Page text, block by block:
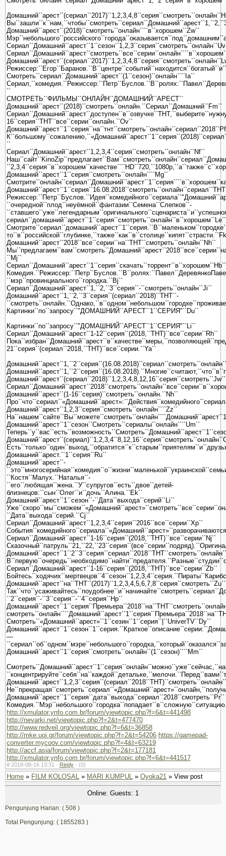
Домашний``арест``(2018)``смотреть``онлайн````в``хорошем``Zw``
Смотреть``сериал``Домашний``арест``(1``сезон)``онлайн````Ia``
``
СМОТРЕТЬ``ФИЛЬМЫ``ОНЛАЙН``ДОМАШНИЙ``АРЕСТ``
Домашний``арест``(2018)``смотреть``онлайн.``Сериал``Домашний``Fm``
16``серия``ТНТ``все``серии``онлайн.``Ov``
``
Сериал``Домашний``арест``1,2,3,4``серия``смотреть``онлайн``Nf``
Домашний``арест``1``серия``смотреть``онлайн````Mg``
``очередной``плод``неуёмной``фантазии``Семена``Слепков``-
сериал``домашний``арест``1``серия``смотреть``онлайн``в``хорошем``Le``
Домашний``арест``2018``все``серии``на``ТНТ``смотреть``онлайн``Nh``
``Mj``
Сериал``Домашний``арест``1``серия``скачать``торрент``в``хорошем``Hb``
``мэр``провинциального``городка.``Bj``
Сериал``Домашний``арест``1,``2,``3``серия``-``смотреть``онлайн``Ji``
Домашний``арест``1,``2,``3``серия``(сериал``2018)``ТНТ``-
Картинки``по``запросу``"ДОМАШНИЙ``АРЕСТ``1``СЕРИЯ"``Du``
Картинки``по``запросу``"ДОМАШНИЙ``АРЕСТ``1``СЕРИЯ"``Li``
Сериал``Домашний``арест``1-12``серия``(2018,``ТНТ)``все``серии``Rh``
21``серия``(сериал``2018,``ТНТ)``все``серии.``Ya``
Домашний``арест``(сериал``2018)``1,2,3,4,8,12,16``серия``смотреть``Jw``
Домашний``арест``(1-16``серия)``смотреть``онлайн.``Nh``
Домашний``арест``1,2,3``серия``смотреть``онлайн````Zz``
Домашний``арест``1``сезон``Смотреть``сериалы``онлайн````Um``
Домашний``арест.``1``серия``Ru``
Домашний``арест``-
``Костя``Малух.``Наталья``-
``его``любящая``жена.``У``супругов``есть``двое``детей-
близнецов:``сын``Олег``и``дочь``Алина.``Ek``
Домашний``арест``1``сезон``-``Дата``выхода``серий``Li``
``Дата``выхода``серий.``Cj``
Сериал``Домашний``арест``1,2,3,4``серия``2016``все``серии``Xp``
Сериал``Домашний``арест``1-16``серия``(2018,``ТНТ)``все``серии``Nj``
Сериал``Домашний``арест``1-16``серия``(2018,``ТНТ)``все``серии``Zb``
Домашний``арест``на``ТНТ``(2017)``1,2,3,4,5,6,7,8``серия``смотреть``Zu``
``2``серия``-``3``серия``-``4``серия``Hp``
Смотреть``«Домашний``арест»``1``сезин``1``серия``|``UniverTV``Dy``
—
Домашний``арест``1``серия``смотреть``онлайн``(1``сезон)````Mm``
Домашний``арест``1``серия``дата``выхода``сериал``2018``смотреть``Pr``
http://xmulator.ynfo.com.br/forum/viewtopic.php?f=6&t=441498
http://nevarki.net/viewtopic.php?f=2&t=477470
http://www.redveil.org/viewtopic.php?f=6&t=36858
http://mke.uoi.gr/forum/viewtopic.php?f=2&t=54206 https://gamepad-
converter.mycoov.com/viewtopic.php?f=4&t=63219
http://accf.asia/forum/viewtopic.php?f=2&t=177181
http://xmulator.ynfo.com.br/forum/viewtopic.php?f=6&t=441517
# 2018-08-16 13:31 · Reply · (0)
Home » FILM KOLOSAL » MARI KUMPUL » Oyoka21 » View post
Online: Guests: 1
Pengunjung Harian: ( 508 )
Total Pengunjung: ( 1855283 )